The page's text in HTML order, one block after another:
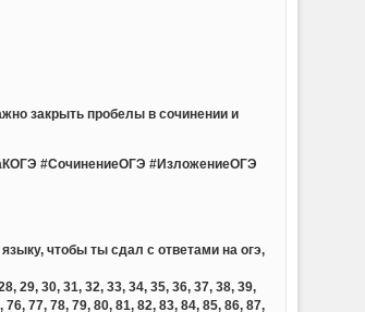
закрыть пробелы в сочинении и
#СочинениеОГЭ #ИзложениеОГЭ
чтобы ты сдал с ответами на огэ,
29, 30, 31, 32, 33, 34, 35, 36, 37, 38, 39,
77, 78, 79, 80, 81, 82, 83, 84, 85, 86, 87,